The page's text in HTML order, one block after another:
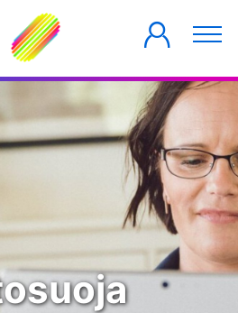
YRITYKSILLE